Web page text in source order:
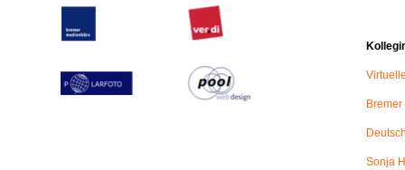
Sonja